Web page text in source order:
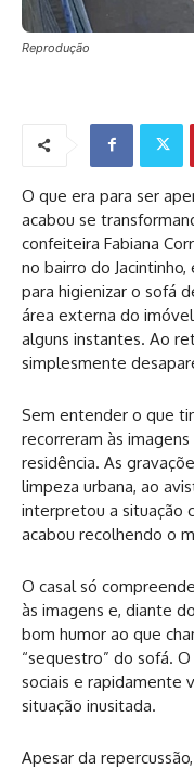
Reprodução
O que era para ser
acabou se
confeiteira Fabiana
no bairro do
para higienizar o sofá
área externa do
alguns instantes. Ao
simplesmente
Sem entender o que
recorreram às
residência. As
limpeza urbana, ao
interpretou a situação
acabou recolhendo o
O casal só
às imagens e, diante
bom humor ao que
“sequestro” do sofá.
sociais e rapidamente
situação inusitada.
Apesar da